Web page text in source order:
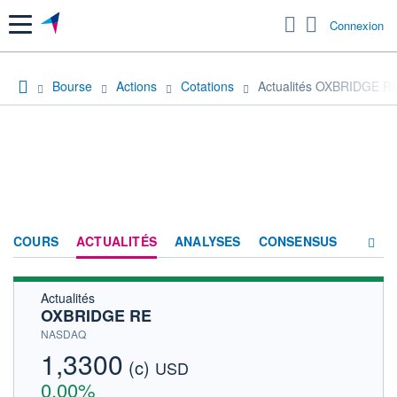
Menu Connexion
Bourse Actions Cotations Actualités OXBRIDGE
COURS ACTUALITÉS ANALYSES CONSENSUS
Actualités
OXBRIDGE RE
NASDAQ
1,3300 (c) USD
0,00%